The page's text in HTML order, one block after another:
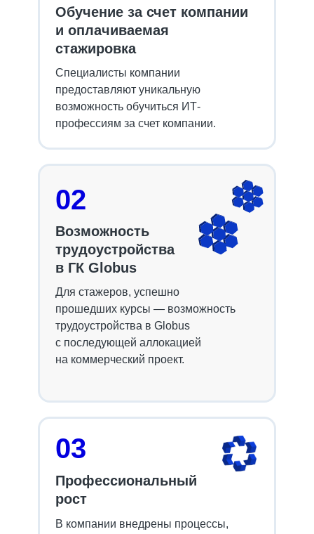
Специалисты компании
предоставляют уникальную
возможность обучиться ИТ-
профессиям за счет компании.
Обучение за счет компании
и оплачиваемая
стажировка
Для стажеров, успешно
прошедших курсы — возможность
трудоустройства в Globus
с последующей аллокацией
на коммерческий проект.
Возможность
трудоустройства
в ГК Globus
02
03
В компании внедрены процессы,
Профессиональный
рост